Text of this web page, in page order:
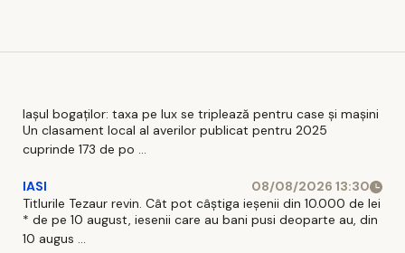
Iașul bogaților: taxa pe lux se triplează pentru case și mașini
Un clasament local al averilor publicat pentru 2025
cuprinde 173 de po ...
IASI
08/08/2026 13:30
Titlurile Tezaur revin. Cât pot câștiga ieșenii din 10.000 de lei
* de pe 10 august, iesenii care au bani pusi deoparte au, din
10 augus ...